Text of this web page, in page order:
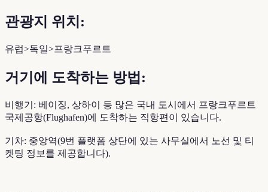
관광지 위치:
유럽>독일>프랑크푸르트
거기에 도착하는 방법:
비행기: 베이징, 상하이 등 많은 국내 도시에서 프랑크푸르트
국제공항(Flughafen)에 도착하는 직항편이 있습니다.
기차: 중앙역(9번 플랫폼 상단에 있는 사무실에서 노선 및 티
켓팅 정보를 제공합니다).